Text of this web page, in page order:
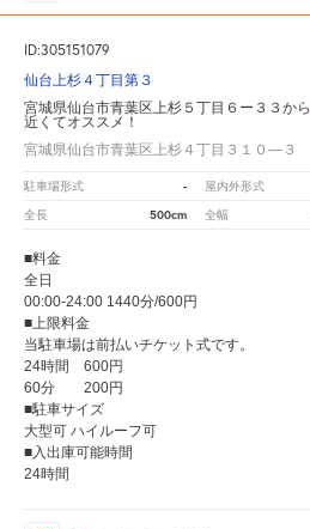
ID:305151079
仙台上杉４丁目第３
宮城県仙台市青葉区上杉５丁目６ー３３から
近くてオススメ！
宮城県仙台市青葉区上杉４丁目３１０―３
駐車場形式 - 屋内外形式
全長 500cm 全幅
■料金
全日
00:00-24:00 1440分/600円
■上限料金
当駐車場は前払いチケット式です。
24時間 600円
60分 200円
■駐車サイズ
大型可 ハイルーフ可
■入出庫可能時間
24時間